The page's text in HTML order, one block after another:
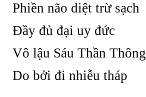
Phiền não diệt trừ sạch
Đầy đủ đại uy đức
Vô lậu Sáu Thần Thông
Do bởi đi nhiễu tháp